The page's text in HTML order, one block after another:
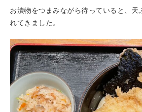
お漬物をつまみながら待っていると、天
れてきました。